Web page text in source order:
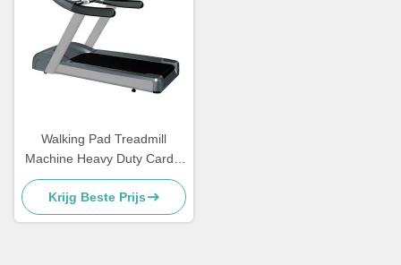
Walking Pad Treadmill
Machine Heavy Duty Cardio
Training 3.0HP
Gymapparatuur
Krijg Beste Prijs